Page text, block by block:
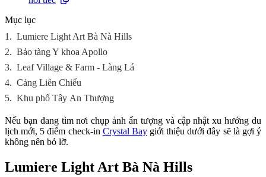
Mục lục
1. Lumiere Light Art Bà Nà Hills
2. Bảo tàng Y khoa Apollo
3. Leaf Village & Farm - Làng Lá
4. Cảng Liên Chiểu
5. Khu phố Tây An Thượng
Nếu bạn đang tìm nơi chụp ảnh ấn tượng và cập nhật xu hướng du
lịch mới, 5 điểm check-in Crystal Baygiới thiệu dưới đây sẽ là gợi ý
không nên bỏ lỡ.
Lumiere Light Art Bà Nà Hills